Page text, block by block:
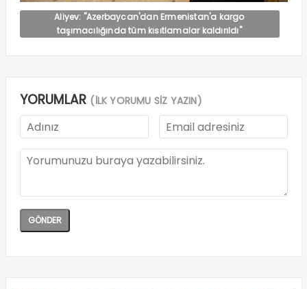
Aliyev: "Azerbaycan'dan Ermenistan'a kargo
taşımacılığında tüm kısıtlamalar kaldırıldı"
YORUMLAR (İLK YORUMU SİZ YAZIN)